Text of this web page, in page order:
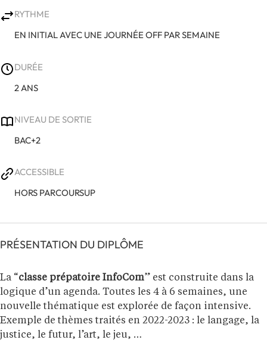
RYTHME
EN INITIAL AVEC UNE JOURNÉE OFF PAR SEMAINE
DURÉE
2 ANS
NIVEAU DE SORTIE
BAC+2
ACCESSIBLE
HORS PARCOURSUP
PRÉSENTATION DU DIPLÔME
La “classe prépatoire InfoCom” est construite dans la
logique d’un agenda. Toutes les 4 à 6 semaines, une
nouvelle thématique est explorée de façon intensive.
Exemple de thèmes traités en 2022-2023 : le langage, la
justice, le futur, l’art, le jeu, …